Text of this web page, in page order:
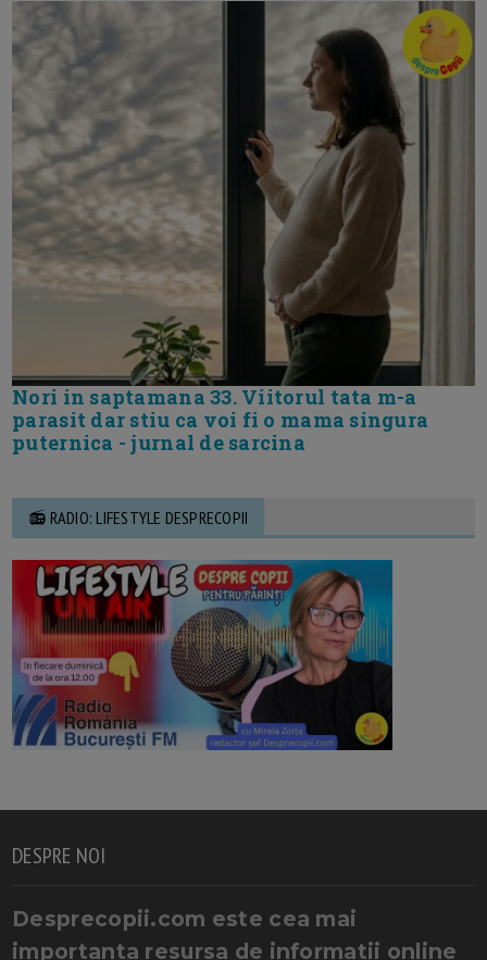
Nori in saptamana 33. Viitorul tata m-a
parasit dar stiu ca voi fi o mama singura
puternica - jurnal de sarcina
📻 RADIO: LIFESTYLE DESPRECOPII
DESPRE NOI
Desprecopii.com este cea mai
importanta resursa de informatii online